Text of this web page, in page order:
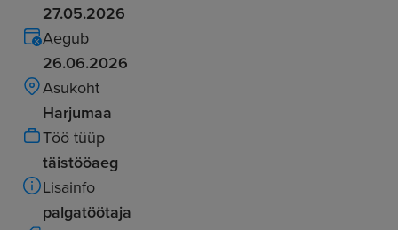
27.05.2026
Aegub
26.06.2026
Asukoht
Harjumaa
Töö tüüp
täistööaeg
Lisainfo
palgatöötaja